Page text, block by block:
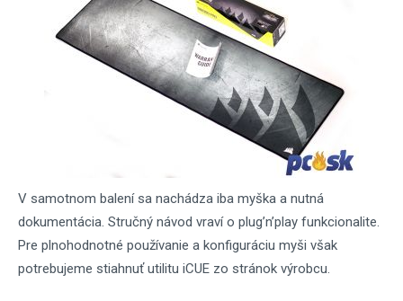
V samotnom balení sa nachádza iba myška a nutná
dokumentácia. Stručný návod vraví o plug’n’play funkcionalite.
Pre plnohodnotné používanie a konfiguráciu myši však
potrebujeme stiahnuť utilitu iCUE zo stránok výrobcu.